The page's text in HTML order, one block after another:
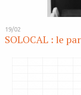
19/02
SOLOCAL : le